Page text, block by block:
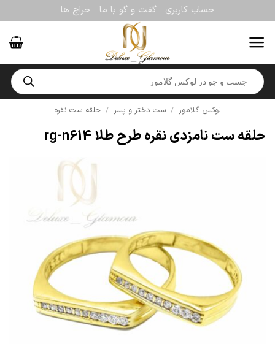
to
content
حساب کاربری گفت و گو با ما حراج ها
Products
search
لوکس گلامور / ست دختر و پسر / حلقه ست نقره
حلقه ست نامزدی نقره طرح طلا rg-n614